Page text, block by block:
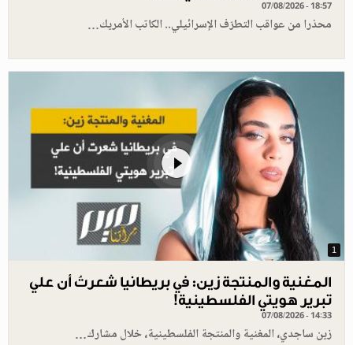
07/08/2026 - 18:57
محذرا من عواقب التطرّف الإسرائيلي.. الكاتب الأمريك…
1
المغنية والمنتجة زين: في بريطانيا شعرتُ أن علي
تبرير هويتي الفلسطينية!
07/08/2026 - 14:33
زين ساجدي، المغنية والمنتجة الفلسطينية، خلال مشارك…